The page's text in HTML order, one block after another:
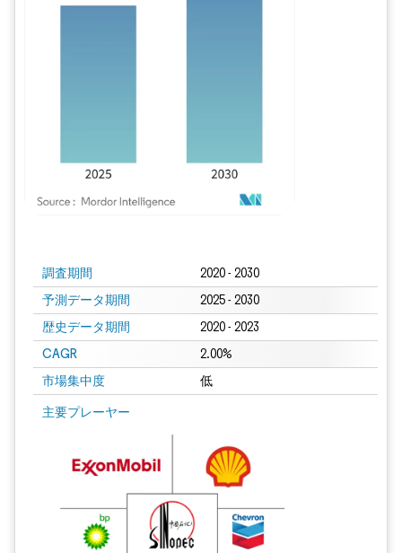
調査期間 2020 - 2030
予測データ期間 2025 - 2030
歴史データ期間 2020 - 2023
CAGR 2.00%
市場集中度 低
主要プレーヤー